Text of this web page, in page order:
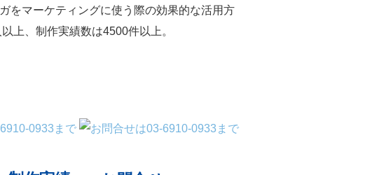
をマーケティングに使う際の効果的な活用方
上、制作実績数は4500件以上。